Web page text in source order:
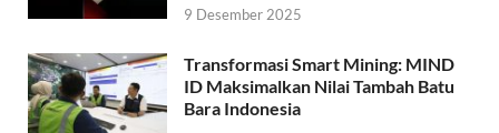
9 Desember 2025
Transformasi Smart Mining: MIND
ID Maksimalkan Nilai Tambah Batu
Bara Indonesia